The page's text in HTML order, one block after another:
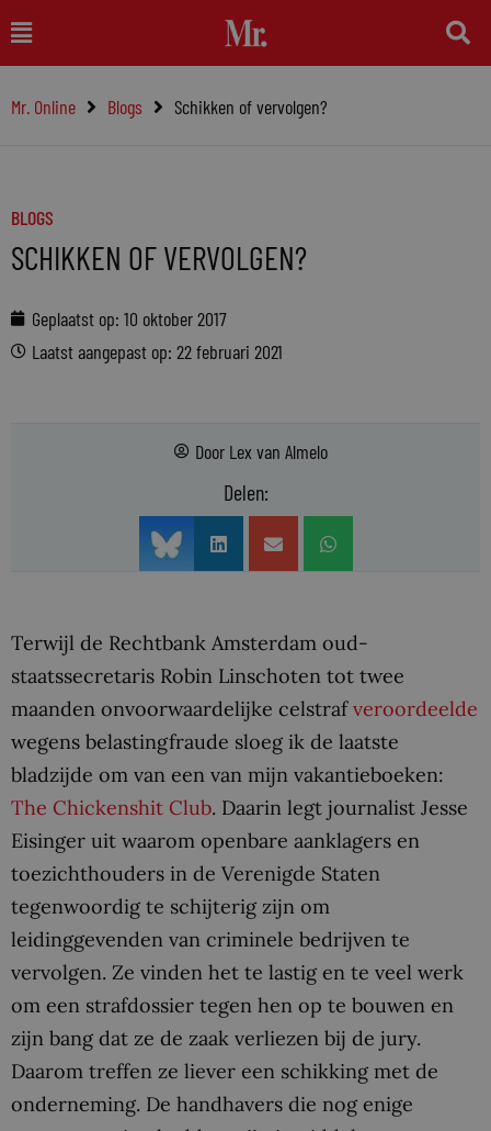
naar
inhoud
Main
Menu
Mr. Online Blogs Schikken of vervolgen?
BLOGS
SCHIKKEN OF VERVOLGEN?
Geplaatst op: 10 oktober 2017
Laatst aangepast op: 22 februari 2021
Door Lex van Almelo
Delen:
Terwijl de Rechtbank Amsterdam oud-
staatssecretaris Robin Linschoten tot twee
maanden onvoorwaardelijke celstrafveroordeelde
wegens belastingfraude sloeg ik de laatste
bladzijde om van een van mijn vakantieboeken:
The Chickenshit Club. Daarin legt journalist Jesse
Eisinger uit waarom openbare aanklagers en
toezichthouders in de Verenigde Staten
tegenwoordig te schijterig zijn om
leidinggevenden van criminele bedrijven te
vervolgen. Ze vinden het te lastig en te veel werk
om een strafdossier tegen hen op te bouwen en
zijn bang dat ze de zaak verliezen bij de jury.
Daarom treffen ze liever een schikking met de
onderneming. De handhavers die nog enige